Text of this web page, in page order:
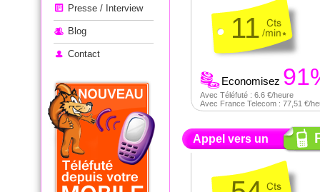
Presse / Interview
Blog
Contact
11
Economisez
Avec Téléfuté : 6.6 €/heure
Avec France Telecom : 77,51 €/
Appel vers un